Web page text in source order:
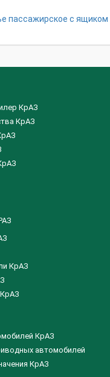
пассажирское с ящиком
КрАЗ
КрАЗ
КрАЗ
КрАЗ
автомобилей
КрАЗ